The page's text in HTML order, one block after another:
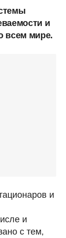
и
всем мире.
и
и
с тем,